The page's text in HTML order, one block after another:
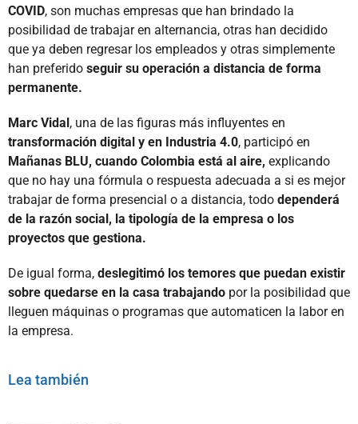
COVID, son muchas empresas que han brindado la
posibilidad de trabajar en alternancia, otras han decidido
que ya deben regresar los empleados y otras simplemente
han preferido seguir su operación a distancia de forma
permanente.
Marc Vidal, una de las figuras más influyentes en
transformación digital y en Industria 4.0, participó en
Mañanas BLU, cuando Colombia está al aire, explicando
que no hay una fórmula o respuesta adecuada a si es mejor
trabajar de forma presencial o a distancia, todo dependerá
de la razón social, la tipología de la empresa o los
proyectos que gestiona.
De igual forma, deslegitimó los temores que puedan existir
sobre quedarse en la casa trabajando por la posibilidad que
lleguen máquinas o programas que automaticen la labor en
la empresa.
Lea también